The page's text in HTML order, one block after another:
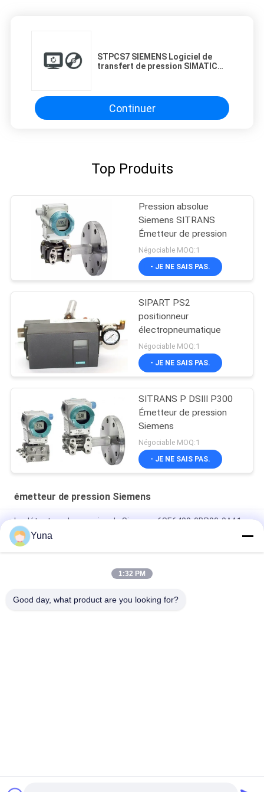
STPCS7 SIEMENS Logiciel de
transfert de pression SIMATIC
Continuer
Top Produits
Pression absolue
Siemens SITRANS
Émetteur de pression
Négociable MOQ:1
- JE NE SAIS PAS.
SIPART PS2
positionneur
électropneumatique
Négociable MOQ:1
- JE NE SAIS PAS.
SITRANS P DSIII P300
Émetteur de pression
Siemens
Négociable MOQ:1
- JE NE SAIS PAS.
émetteur de pression Siemens
Le détecteur de pression de Siemens 6SE6400-0BP00-0AA1
S7-200 6GK1716-0HB14-0AA0, Hardnet ou S7 Redconnect
Siemens Simatic
L'acier inoxydable Siemens émetteur de pression logiciel
Un Joueur De
Yuna
1:32 PM
Good day, what product are you looking for?